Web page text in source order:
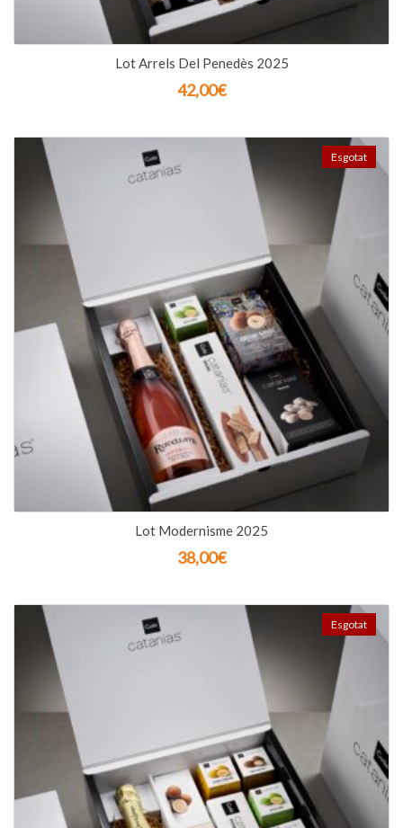
Lot Arrels Del Penedès 2025
42,00€
Lot Modernisme 2025
38,00€
Esgotat
Esgotat